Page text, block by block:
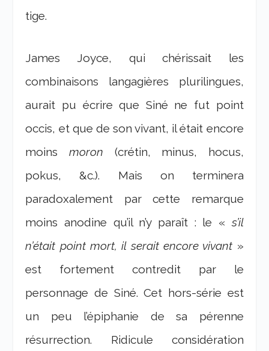
tige.
James Joyce, qui chérissait les
combinaisons langagières plurilingues,
aurait pu écrire que Siné ne fut point
occis, et que de son vivant, il était encore
moins moron (crétin, minus, hocus,
pokus, &c.). Mais on terminera
paradoxalement par cette remarque
moins anodine qu’il n’y paraît : le «s’il
n’était point mort, il serait encore vivant »
est fortement contredit par le
personnage de Siné. Cet hors-série est
un peu l’épiphanie de sa pérenne
résurrection. Ridicule considération